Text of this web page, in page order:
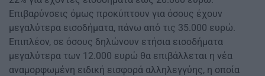
Επιβαρύνσεις όμως προκύπτουν για όσους έχουν
μεγαλύτερα εισοδήματα, πάνω από τις 35.000 ευρώ.
Επιπλέον, σε όσους δηλώνουν ετήσια εισοδήματα
μεγαλύτερα των 12.000 ευρώ θα επιβάλλεται η νέα
αναμορφωμένη ειδική εισφορά αλληλεγγύης, η οποία